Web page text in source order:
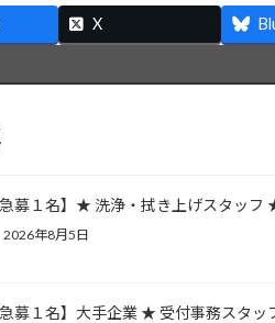
X
急募１名】★ 洗浄・拭き上げスタッフ
2026年8月5日
急募１名】大手企業 ★ 受付事務スタッ